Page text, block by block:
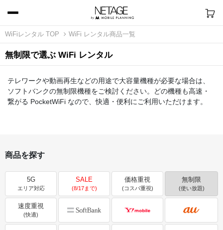
WiFiレンタル TOP WiFi レンタル商品一覧
無制限で選ぶ WiFi レンタル
テレワークや動画再生などの用途で大容量機種が必要な場合は、
ソフトバンクの無制限機種をご検討ください。どの機種も高速・
繋がる PocketWiFi なので、快適・便利にご利用いただけます。
商品を探す
5G
エリア対応
SALE
(8/17まで)
価格重視
(コスパ重視)
無制限
(使い放題)
速度重視
(快適)